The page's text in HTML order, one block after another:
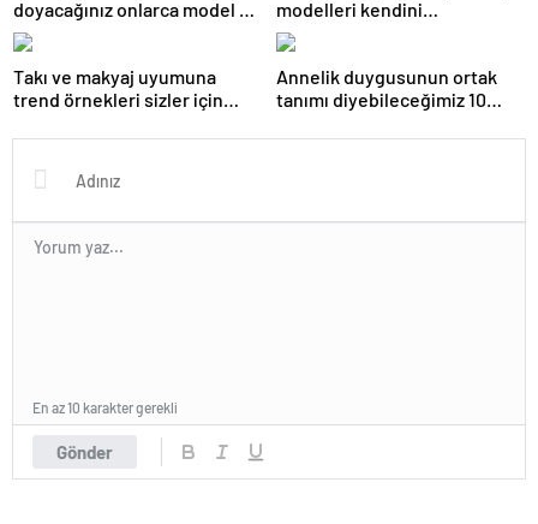
doyacağınız onlarca model ve
onlarca detay.
modelleri kendini
göstermeye başladı.
Takı ve makyaj uyumuna
trend örnekleri sizler için
Annelik duygusunun ortak
tanımı diyebileceğimiz 10
Gönder
En az 10 karakter gerekli